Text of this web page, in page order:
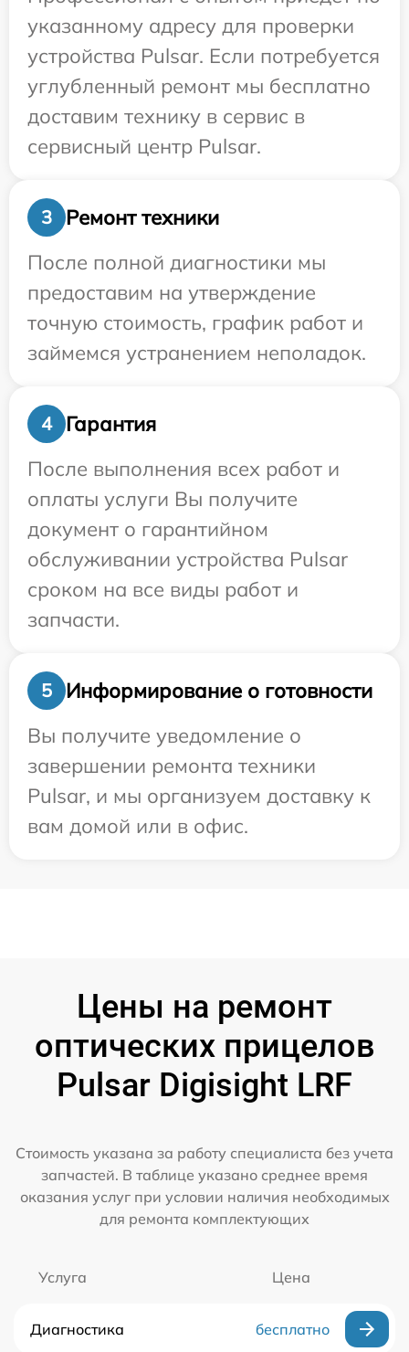
указанному адресу для проверки
устройства Pulsar. Если потребуется
углубленный ремонт мы бесплатно
доставим технику в сервис в
сервисный центр Pulsar.
3
Ремонт техники
После полной диагностики мы
предоставим на утверждение
точную стоимость, график работ и
займемся устранением неполадок.
4
Гарантия
После выполнения всех работ и
оплаты услуги Вы получите
документ о гарантийном
обслуживании устройства Pulsar
сроком на все виды работ и
запчасти.
5
Информирование о готовности
Вы получите уведомление о
завершении ремонта техники
Pulsar, и мы организуем доставку к
вам домой или в офис.
Цены на ремонт
оптических прицелов
Pulsar Digisight LRF
Стоимость указана за работу специалиста без учета
запчастей. В таблице указано среднее время
оказания услуг при условии наличия необходимых
для ремонта комплектующих
Услуга Цена
Диагностика бесплатно